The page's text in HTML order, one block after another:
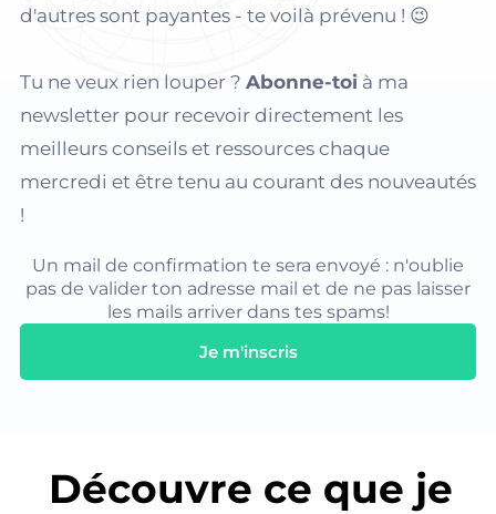
d'autres sont payantes - te voilà prévenu ! 😉
Tu ne veux rien louper ? Abonne-toi à ma
newsletter pour recevoir directement les
meilleurs conseils et ressources chaque
mercredi et être tenu au courant des nouveautés
!
Un mail de confirmation te sera envoyé : n'oublie
pas de valider ton adresse mail et de ne pas laisser
les mails arriver dans tes spams!
Je m'inscris
Découvre ce que je